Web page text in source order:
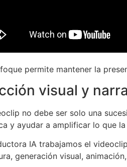
permite mantener la
visual y
no debe ser solo una
y ayudar a amplificar lo que
IA trabajamos el
generación visual,